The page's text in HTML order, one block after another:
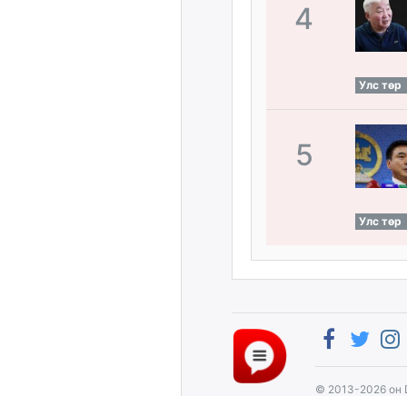
4
Улс төр
5
Улс төр
© 2013-2026 он